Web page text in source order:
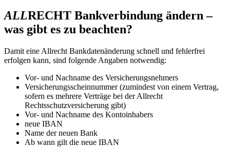
ALLRECHT Bankverbindung ändern –
was gibt es zu beachten?
Damit eine Allrecht Bankdatenänderung schnell und fehlerfrei
erfolgen kann, sind folgende Angaben notwendig:
Vor- und Nachname des Versicherungsnehmers
Versicherungsscheinnummer (zumindest von einem Vertrag,
sofern es mehrere Verträge bei der Allrecht
Rechtsschutzversicherung gibt)
Vor- und Nachname des Kontoinhabers
neue IBAN
Name der neuen Bank
Ab wann gilt die neue IBAN